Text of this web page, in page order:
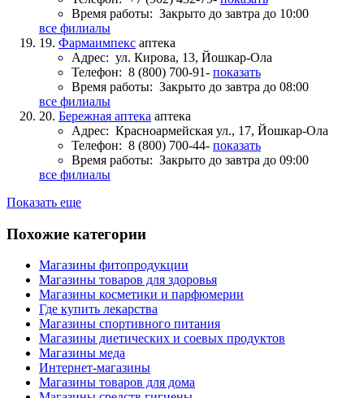
Время работы: Закрыто до завтра до 10:00
все филиалы
19. Фармаимпекс аптека
Адрес: ул. Кирова, 13, Йошкар-Ола
Телефон: 8 (800) 700-91- показать
Время работы: Закрыто до завтра до 08:00
все филиалы
20. Бережная аптека аптека
Адрес: Красноармейская ул., 17, Йошкар-Ола
Телефон: 8 (800) 700-44- показать
Время работы: Закрыто до завтра до 09:00
все филиалы
Показать еще
Похожие категории
Магазины фитопродукции
Магазины товаров для здоровья
Магазины косметики и парфюмерии
Где купить лекарства
Магазины спортивного питания
Магазины диетических и соевых продуктов
Магазины меда
Интернет-магазины
Магазины товаров для дома